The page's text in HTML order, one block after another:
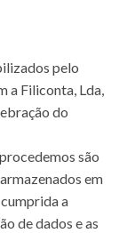
pelo
a Filiconta, Lda,
do
são
em
a
de dados e as